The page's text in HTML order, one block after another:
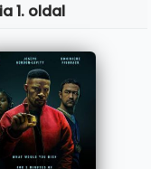
1. oldal